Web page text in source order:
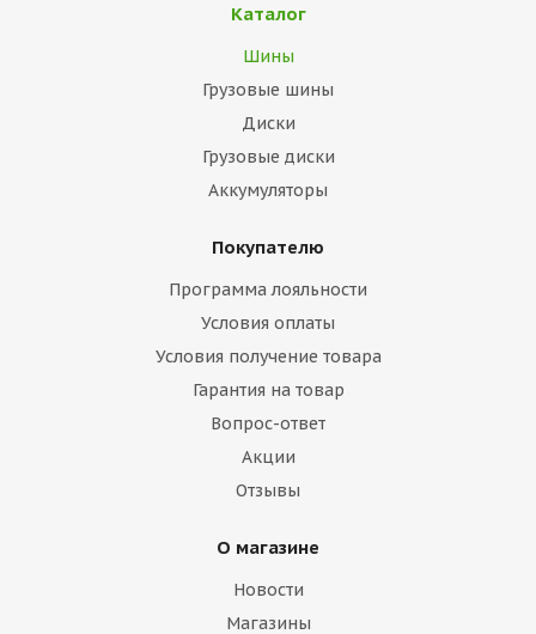
Каталог
Шины
Грузовые шины
Диски
Грузовые диски
Аккумуляторы
Покупателю
Программа лояльности
Условия оплаты
Условия получение товара
Гарантия на товар
Вопрос-ответ
Акции
Отзывы
О магазине
Новости
Магазины